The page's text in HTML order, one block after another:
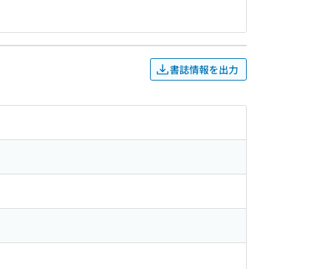
書誌情報を出力